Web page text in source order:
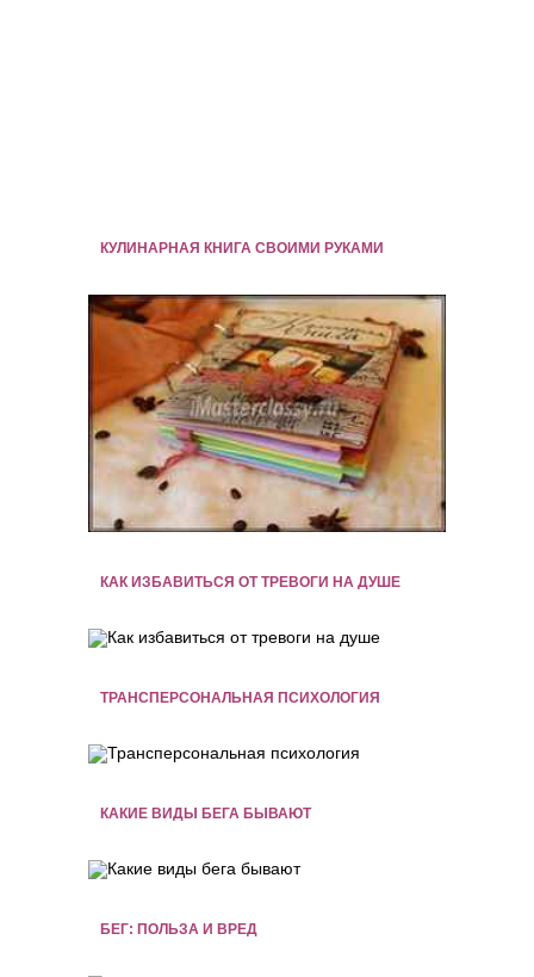
КУЛИНАРНАЯ КНИГА СВОИМИ РУКАМИ
КАК ИЗБАВИТЬСЯ ОТ ТРЕВОГИ НА ДУШЕ
ТРАНСПЕРСОНАЛЬНАЯ ПСИХОЛОГИЯ
КАКИЕ ВИДЫ БЕГА БЫВАЮТ
БЕГ: ПОЛЬЗА И ВРЕД